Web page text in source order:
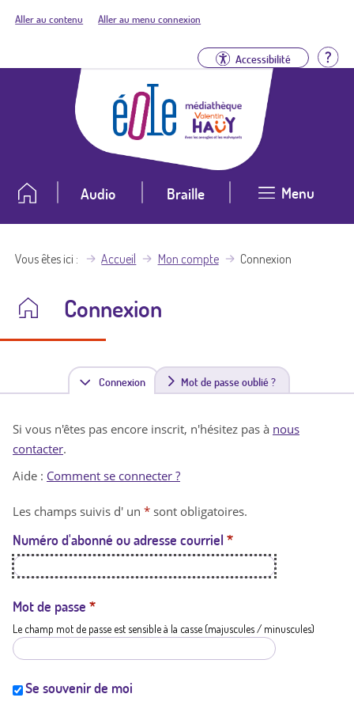
Aller au contenu Aller au menu connexion
Accessibilité
Audio Braille Menu
Vous êtes ici Accueil Mon compte Connexion
Connexion
Connexion(
n
t
a
t
i
Mot de passe oublié ?
Si vous n'êtes pas encore inscrit, n'hésitez pas à nous
contacter.
Aide : Comment se connecter ?
Les champs suivis d' un * sont obligatoires.
Numéro d'abonné ou adresse courriel *
Mot de passe *
Le champ mot de passe est sensible à la casse (majuscules / minuscules)
Se souvenir de moi